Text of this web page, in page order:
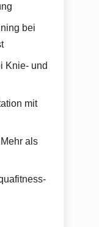
bei
Knie- und
mit
als